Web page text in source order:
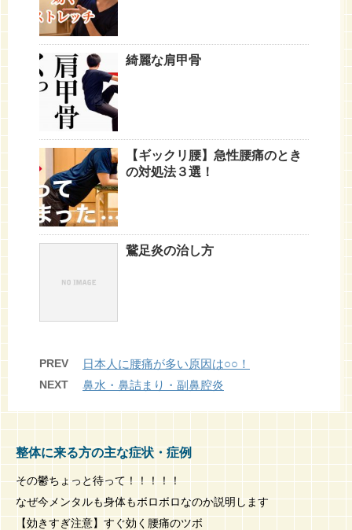
綺麗な肩甲骨
【ギックリ腰】急性腰痛のとき
の対処法３選！
鵞足炎の治し方
PREV 日本人に腰痛が多い原因は○○！
NEXT 鼻水・鼻詰まり・副鼻腔炎
整体に来る方の主な症状・症例
その鬱ちょっと待って！！！！！
なぜ今メンタルも身体もボロボロなのか説明します
【効きすぎ注意】すぐ効く腰痛のツボ